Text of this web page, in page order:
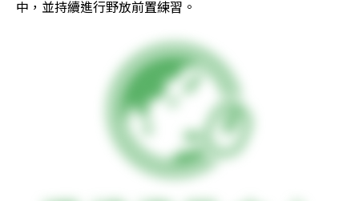
中，並持續進行野放前置練習。